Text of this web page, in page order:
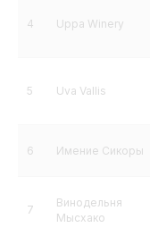
4 Uppa Winery
5 Uva Vallis
6 Имение Сикоры
7
Винодельня
Мысхако